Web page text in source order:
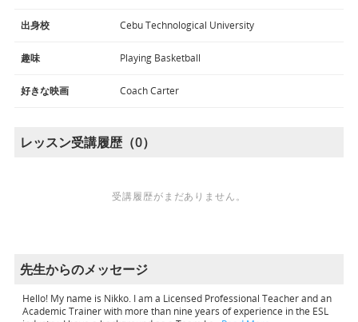
出身校 Cebu Technological University
趣味 Playing Basketball
好きな映画 Coach Carter
レッスン受講履歴（0）
受講履歴がまだありません。
先生からのメッセージ
Hello! My name is Nikko. I am a Licensed Professional Teacher and an
Academic Trainer with more than nine years of experience in the ESL